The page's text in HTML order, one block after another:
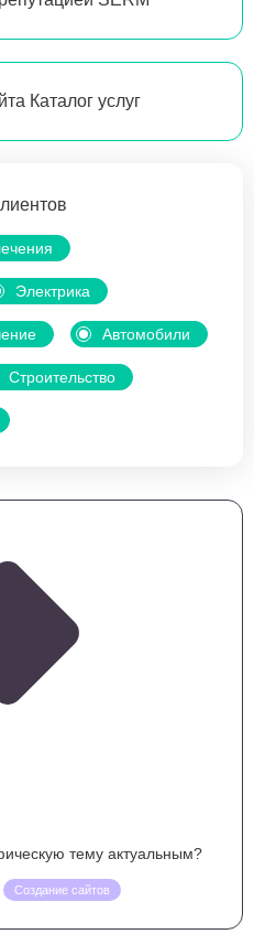
Каталог услуг
Электрика
Автомобили
Строительство
тему актуальным?
Создание сайтов